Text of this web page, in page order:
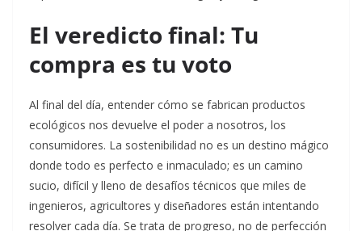
El veredicto final: Tu
compra es tu voto
Al final del día, entender cómo se fabrican productos
ecológicos nos devuelve el poder a nosotros, los
consumidores. La sostenibilidad no es un destino mágico
donde todo es perfecto e inmaculado; es un camino
sucio, difícil y lleno de desafíos técnicos que miles de
ingenieros, agricultores y diseñadores están intentando
resolver cada día. Se trata de progreso, no de perfección